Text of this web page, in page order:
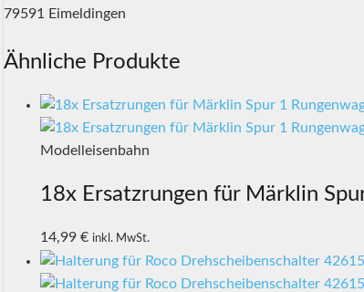
79591 Eimeldingen
Ähnliche Produkte
Modelleisenbahn
18x Ersatzrungen für Märklin
14,99€ inkl. MwSt.